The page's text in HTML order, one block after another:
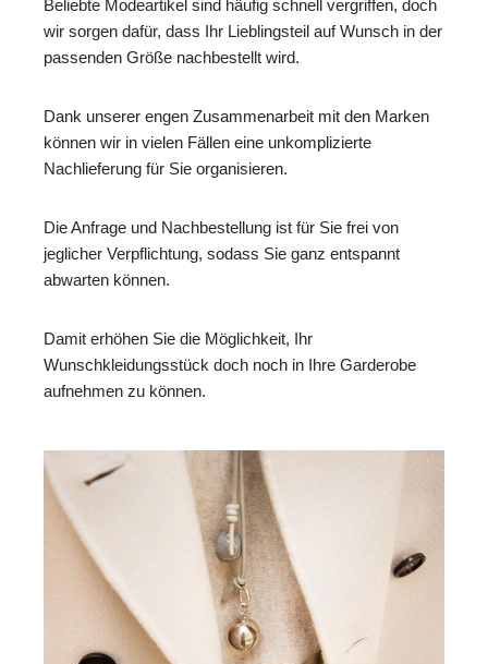
Beliebte Modeartikel sind häufig schnell vergriffen, doch
wir sorgen dafür, dass Ihr Lieblingsteil auf Wunsch in der
passenden Größe nachbestellt wird.
Dank unserer engen Zusammenarbeit mit den Marken
können wir in vielen Fällen eine unkomplizierte
Nachlieferung für Sie organisieren.
Die Anfrage und Nachbestellung ist für Sie frei von
jeglicher Verpflichtung, sodass Sie ganz entspannt
abwarten können.
Damit erhöhen Sie die Möglichkeit, Ihr
Wunschkleidungsstück doch noch in Ihre Garderobe
aufnehmen zu können.